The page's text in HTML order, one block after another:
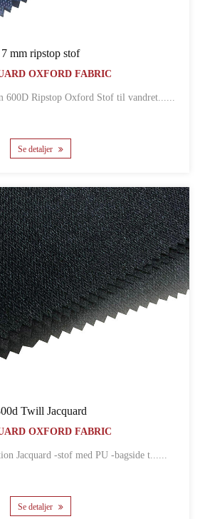
7 mm ripstop stof
OXFORD FABRIC
600D Ripstop Oxford Stof til vandret......
Se detaljer
Twill Jacquard
OXFORD FABRIC
Jacquard -stof med PU -bagside t......
Se detaljer